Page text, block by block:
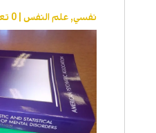
نفسي, علم النفس| 0 تعليقات